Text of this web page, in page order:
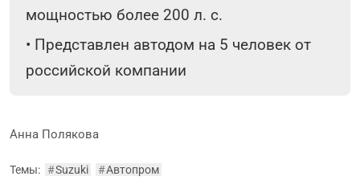
мощностью более 200 л. с.
• Представлен автодом на 5 человек от
российской компании
Анна Полякова
Темы: #Suzuki #Автопром